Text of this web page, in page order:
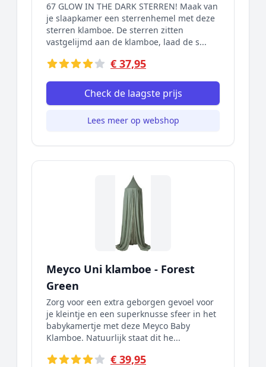
67 GLOW IN THE DARK STERREN! Maak van
je slaapkamer een sterrenhemel met deze
sterren klamboe. De sterren zitten
vastgelijmd aan de klamboe, laad de s...
€ 37,95
Check de laagste prijs
Lees meer op webshop
Meyco Uni klamboe - Forest
Green
Zorg voor een extra geborgen gevoel voor
je kleintje en een superknusse sfeer in het
babykamertje met deze Meyco Baby
Klamboe. Natuurlijk staat dit he...
€ 39,95